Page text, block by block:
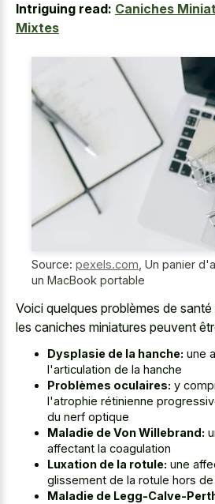
Intriguing read: Caniches
Mixtes
Source: pexels.com, Un panier
un MacBook portable
Voici quelques problèmes de
les caniches miniatures peuvent
Dysplasie de la hanche: une
l'articulation de la hanche
Problèmes oculaires: y
l'atrophie rétinienne
du nerf optique
Maladie de Von Willebrand:
affectant la coagulation
Luxation de la rotule: une
glissement de la rotule hors
Maladie de Legg-Calve-